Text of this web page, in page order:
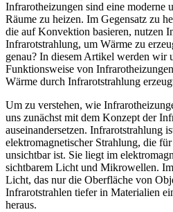
Infrarotheizungen sind eine moderne
Räume zu heizen. Im Gegensatz zu
die auf Konvektion basieren, nutzen
Infrarotstrahlung, um Wärme zu
genau? In diesem Artikel werden wir
Funktionsweise von
Wärme durch Infrarotstrahlung
Um zu verstehen, wie
uns zunächst mit dem Konzept der
auseinandersetzen. Infrarotstrahlung
elektromagnetischer Strahlung, die
unsichtbar ist. Sie liegt im
sichtbarem Licht und Mikrowellen.
Licht, das nur die Oberfläche von
Infrarotstrahlen tiefer in Materialien
heraus.